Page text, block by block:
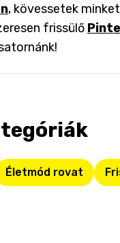
, kövessetek minket
frissülő
Életmód rovat